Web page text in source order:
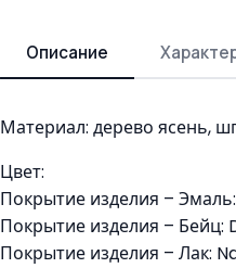
Описание
Материал: дерево ясень,
Цвет:
Покрытие изделия –
Покрытие изделия –
Покрытие изделия – Лак: